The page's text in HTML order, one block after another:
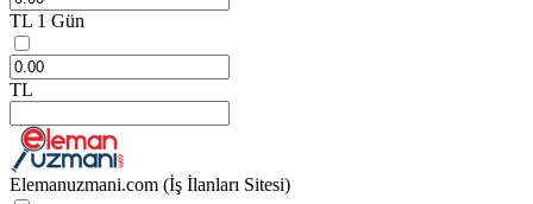
TL 1 Gün
TL
Elemanuzmani.com (İş İlanları Sitesi)